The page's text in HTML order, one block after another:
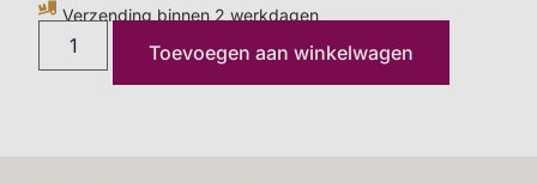
Verzending binnen 2 werkdagen
Toevoegen aan winkelwagen